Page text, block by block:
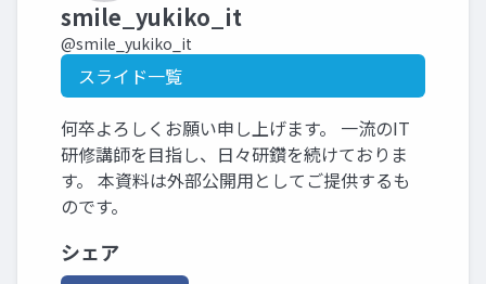
smile_yukiko_it
@smile_yukiko_it
スライド一覧
何卒よろしくお願い申し上げます。 一流のIT
研修講師を目指し、日々研鑽を続けておりま
す。 本資料は外部公開用としてご提供するも
のです。
シェア